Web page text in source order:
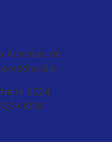
Animada de
2024.